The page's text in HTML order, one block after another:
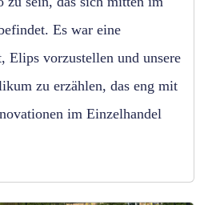
Es war eine
Elips vorzustellen und unsere
zu erzählen, das eng mit
im Einzelhandel